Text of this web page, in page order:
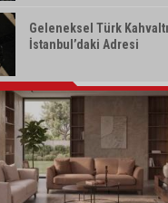
Geleneksel Türk
İstanbul’daki Adresi